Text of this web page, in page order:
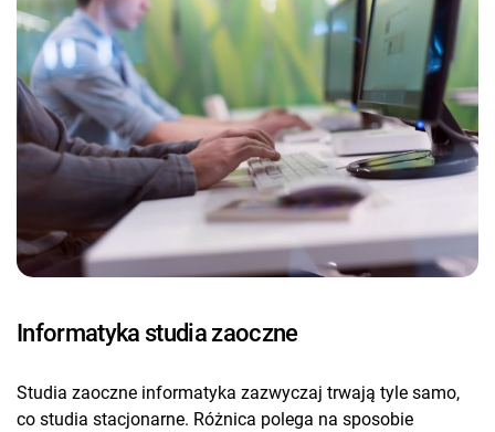
Informatyka studia zaoczne
Studia zaoczne informatyka zazwyczaj trwają tyle samo,
co studia stacjonarne. Różnica polega na sposobie